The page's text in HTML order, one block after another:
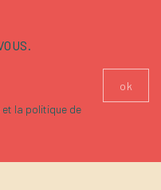
la politique de